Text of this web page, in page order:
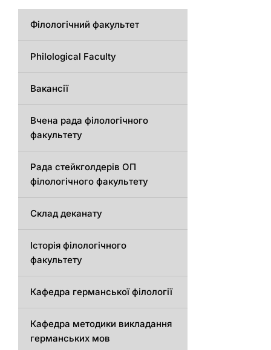
Філологічний факультет
Philological Faculty
Вакансії
Вчена рада філологічного
факультету
Рада стейкголдерів ОП
філологічного факультету
Склад деканату
Історія філологічного
факультету
Кафедрa германської філології
Кафедрa методики викладання
германських мов